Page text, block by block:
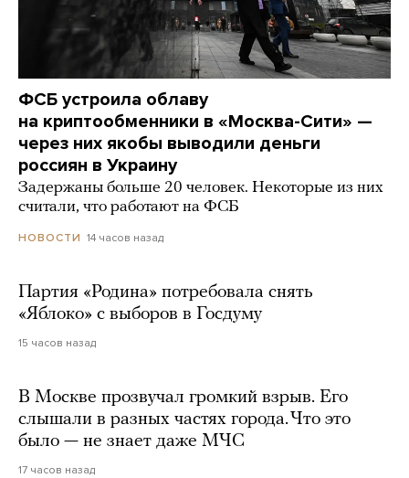
ФСБ устроила облаву
на криптообменники в «Москва-Сити» —
через них якобы выводили деньги
россиян в Украину
Задержаны больше 20 человек. Некоторые из них
считали, что работают на ФСБ
НОВОСТИ 14 часов назад
Партия «Родина» потребовала снять
«Яблоко» с выборов в Госдуму
15 часов назад
В Москве прозвучал громкий взрыв. Его
слышали в разных частях города. Что это
было — не знает даже МЧС
17 часов назад